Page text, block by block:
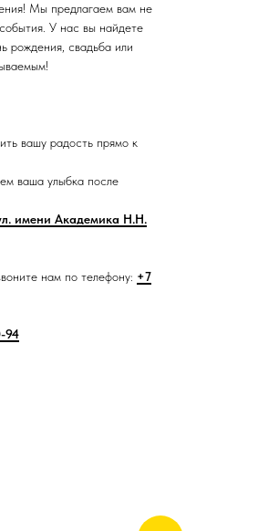
Мы предлагаем вам не
У нас вы найдете
рождения, свадьба или
вашу радость прямо к
ваша улыбка после
имени Академика Н.Н.
нам по телефону: +7
94